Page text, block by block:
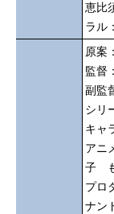
恵比
ラル：
原案
監督
副監
シリ
キャ
アニ
子
プロ
ナン